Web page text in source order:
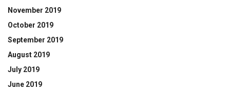
November 2019
October 2019
September 2019
August 2019
July 2019
June 2019